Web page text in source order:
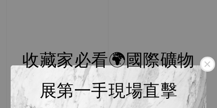
收藏家必看🌍國際礦物
展第一手現場直擊